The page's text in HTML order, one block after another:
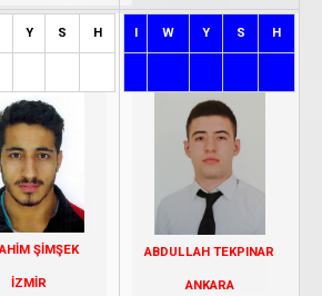
Y S H
ŞİMŞEK
İZMİR
I W Y S H
ABDULLAH TEKPINAR
ANKARA